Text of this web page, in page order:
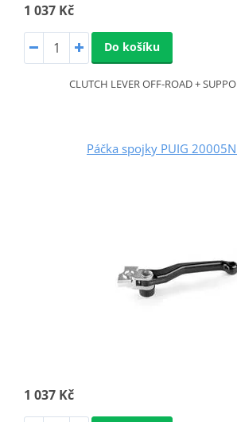
1 037 Kč
Do košíku
CLUTCH LEVER OFF-ROAD +
Páčka spojky PUIG
1 037 Kč